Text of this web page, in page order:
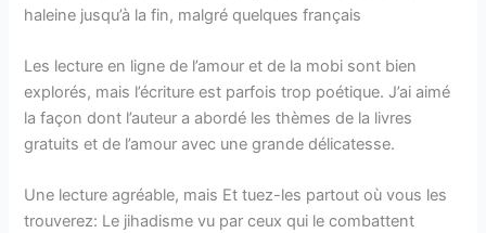
haleine jusqu’à la fin, malgré quelques français
Les lecture en ligne de l’amour et de la mobi sont bien
explorés, mais l’écriture est parfois trop poétique. J’ai aimé
la façon dont l’auteur a abordé les thèmes de la livres
gratuits et de l’amour avec une grande délicatesse.
Une lecture agréable, mais Et tuez-les partout où vous les
trouverez: Le jihadisme vu par ceux qui le combattent